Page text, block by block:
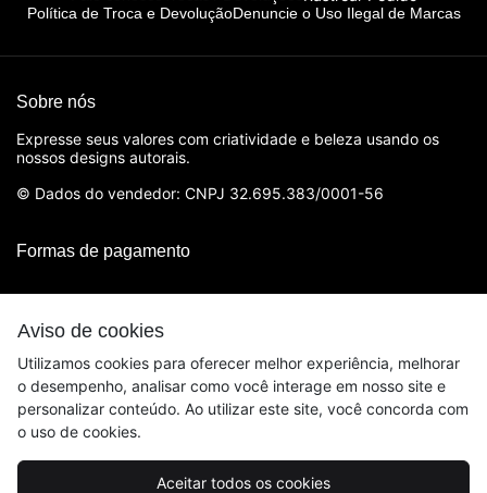
Aviso de cookies
Utilizamos cookies para oferecer melhor experiência, melhorar
o desempenho, analisar como você interage em nosso site e
personalizar conteúdo. Ao utilizar este site, você concorda com
o uso de cookies.
Aceitar todos os cookies
Política de Troca e DevoluçãoDenuncie o Uso Ilegal de Marcas
Sobre nós
Expresse seus valores com criatividade e beleza usando os
nossos designs autorais.
© Dados do vendedor: CNPJ 32.695.383/0001-56
Formas de pagamento